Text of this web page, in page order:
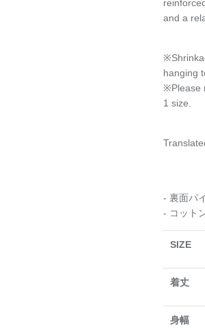
and a
hanging
※Please
1 size.
- 裏面パ
- コット
SIZE
着丈
身幅